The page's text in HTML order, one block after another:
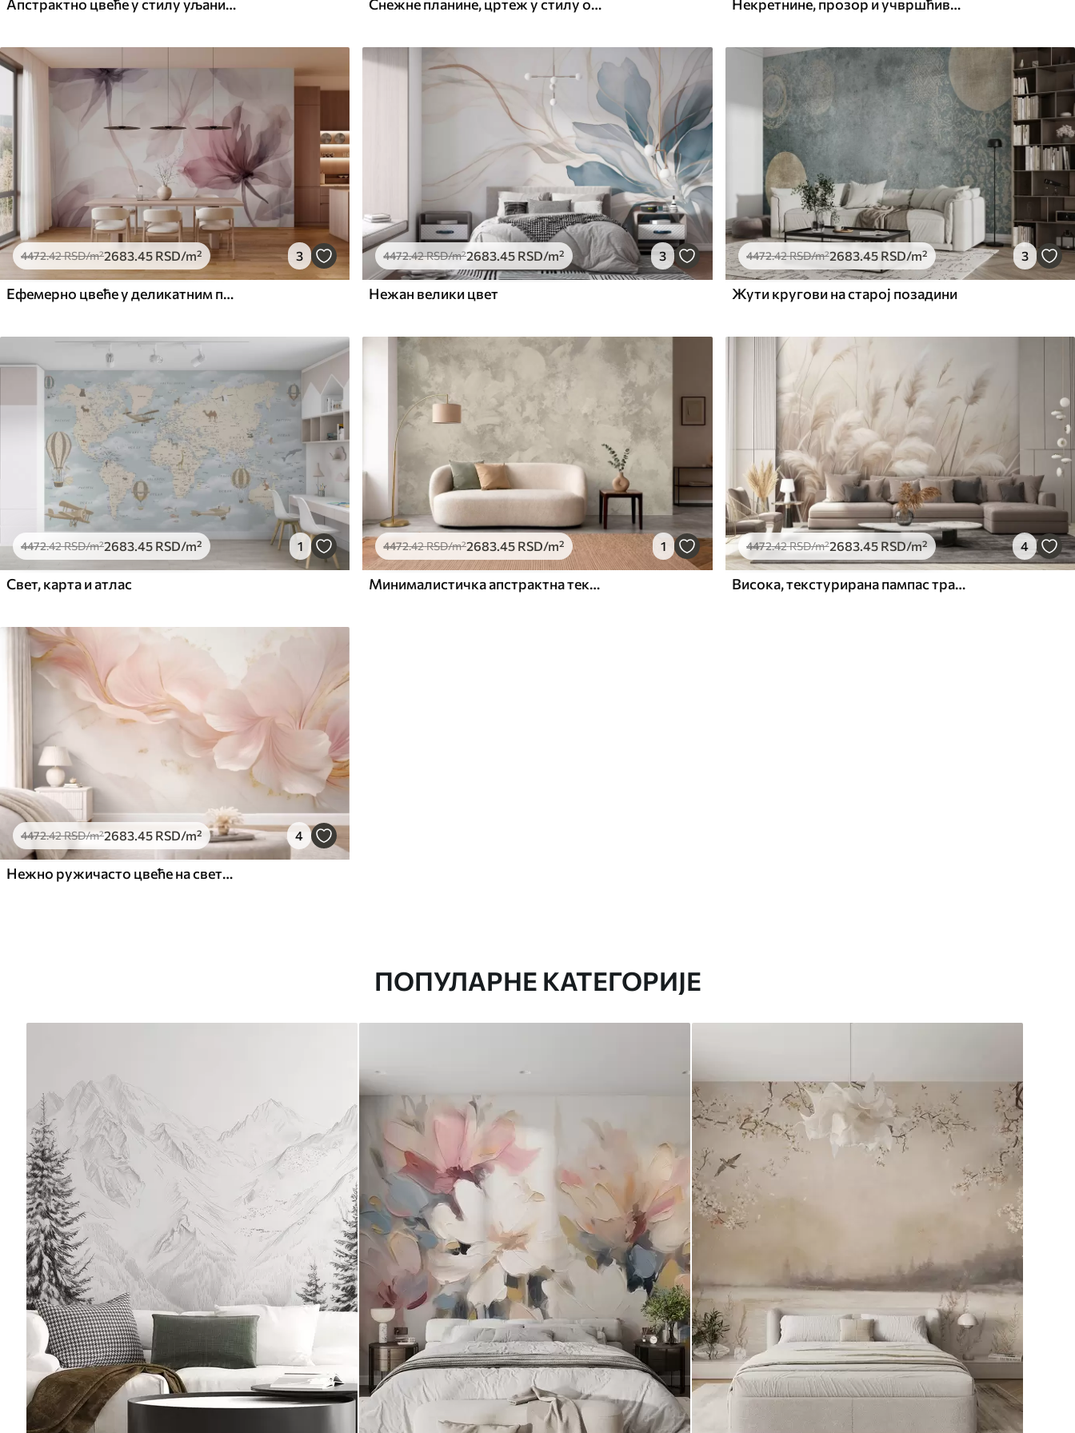
Апстрактно цвеће у стилу уљаних слика у меким тоновима Снежне планине, цртеж у стилу оловке, минимализам, шума, природа Некретнине, прозор и учвршћивање
4472.42RSD/m²2683.45 RSD/m² 3
Ефемерно цвеће у деликатним пастелним бојама
4472.42RSD/m²2683.45 RSD/m² 3
Нежан велики цвет
4472.42RSD/m²2683.45 RSD/m² 3
Жути кругови на старој позадини
4472.42RSD/m²2683 .45 RSD/m² 1
Свет, карта и атлас
4472.42RSD/m²2683 .45 RSD/m² 1
Минималистичка апстрактна текстура четкице у беж тоновима
4472.42RSD/m²2683.45 RSD/m² 4
Висока, текстурирана пампас трава у меким, топлим, неутралним тоновима, са замућеном, светлом позадином
4472.42RSD/m²2683.45 RSD/m² 4
Нежно ружичасто цвеће на светлој позадини
ПОПУЛАРНЕ КАТЕГОРИЈЕ